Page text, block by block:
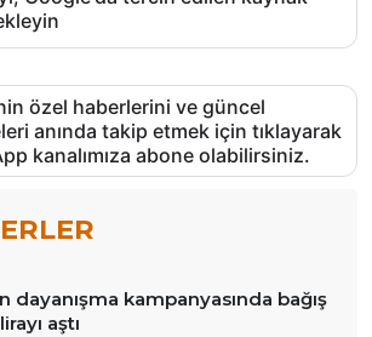
özel haberlerini ve güncel
anında takip etmek için tıklayarak
kanalımıza abone olabilirsiniz.
dayanışma kampanyasında bağış
aştı